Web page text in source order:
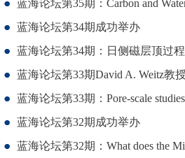
蓝海论坛第34期成功举办
蓝海论坛第34期：日侧磁层顶过程
蓝海论坛第32期成功举办